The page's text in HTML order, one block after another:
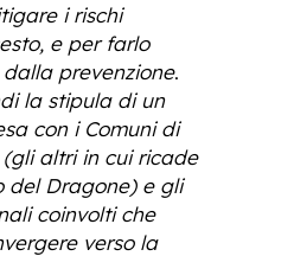
i rischi
e per farlo
prevenzione.
la stipula di un
con i Comuni di
(gli altri in cui ricade
del Dragone) e gli
coinvolti che
verso la